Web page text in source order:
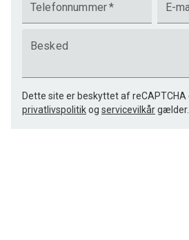
Telefonnummer* E-
Besked
Dette site er beskyttet af reCAPTCHA
privatlivspolitikog servicevilkårgælder.